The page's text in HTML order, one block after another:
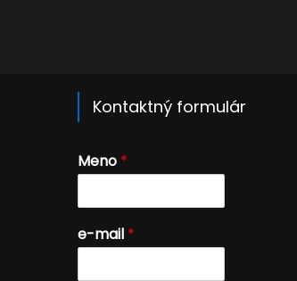
Kontaktný formulár
Meno *
e-mail *